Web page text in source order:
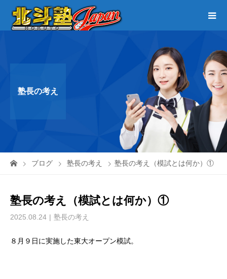
塾長の考え
ブログ 塾長の考え 塾長の考え（模試とは何か）①
塾長の考え（模試とは何か）①
2025.08.24 塾長の考え
８月９日に実施した東大オープン模試。